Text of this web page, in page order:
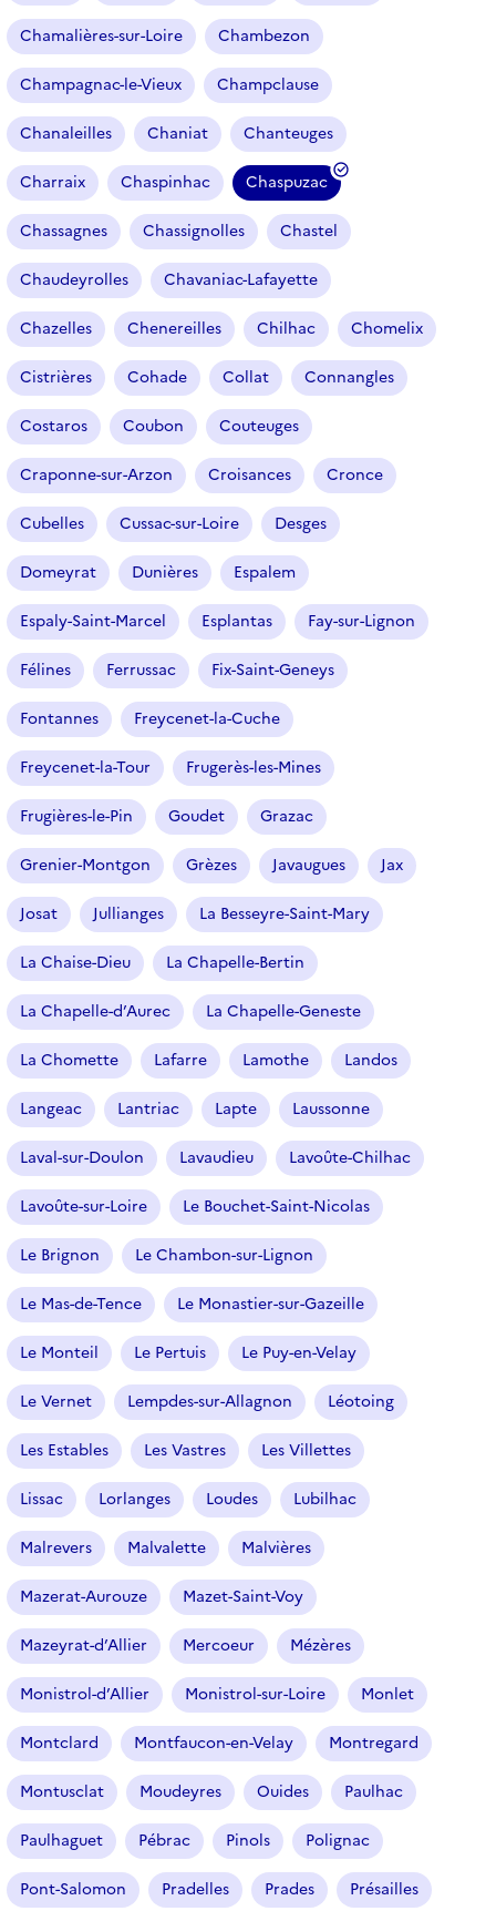
Chamalières-sur-Loire Chambezon
Champagnac-le-Vieux Champclause
Chanaleilles Chaniat Chanteuges
Charraix Chaspinhac Chaspuzac
(
f
i
l
t
r
e
s
é
l
e
c
t
i
o
n
n
)
Chassagnes Chassignolles Chastel
Chaudeyrolles Chavaniac-Lafayette
Chazelles Chenereilles Chilhac Chomelix
Cistrières Cohade Collat Connangles
Costaros Coubon Couteuges
Craponne-sur-Arzon Croisances Cronce
Cubelles Cussac-sur-Loire Desges
Domeyrat Dunières Espalem
Espaly-Saint-Marcel Esplantas Fay-sur-Lignon
Félines Ferrussac Fix-Saint-Geneys
Fontannes Freycenet-la-Cuche
Freycenet-la-Tour Frugerès-les-Mines
Frugières-le-Pin Goudet Grazac
Grenier-Montgon Grèzes Javaugues Jax
Josat Jullianges La Besseyre-Saint-Mary
La Chaise-Dieu La Chapelle-Bertin
La Chapelle-d’Aurec La Chapelle-Geneste
La Chomette Lafarre Lamothe Landos
Langeac Lantriac Lapte Laussonne
Laval-sur-Doulon Lavaudieu Lavoûte-Chilhac
Lavoûte-sur-Loire Le Bouchet-Saint-Nicolas
Le Brignon Le Chambon-sur-Lignon
Le Mas-de-Tence Le Monastier-sur-Gazeille
Le Monteil Le Pertuis Le Puy-en-Velay
Le Vernet Lempdes-sur-Allagnon Léotoing
Les Estables Les Vastres Les Villettes
Lissac Lorlanges Loudes Lubilhac
Malrevers Malvalette Malvières
Mazerat-Aurouze Mazet-Saint-Voy
Mazeyrat-d’Allier Mercoeur Mézères
Monistrol-d’Allier Monistrol-sur-Loire Monlet
Montclard Montfaucon-en-Velay Montregard
Montusclat Moudeyres Ouides Paulhac
Paulhaguet Pébrac Pinols Polignac
Pont-Salomon Pradelles Prades Présailles